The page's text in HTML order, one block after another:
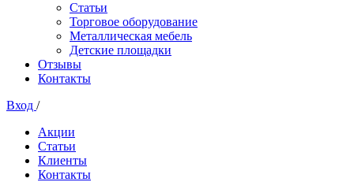
Статьи
Торговое оборудование
Металлическая мебель
Детские площадки
Отзывы
Контакты
Вход /
Акции
Статьи
Клиенты
Контакты